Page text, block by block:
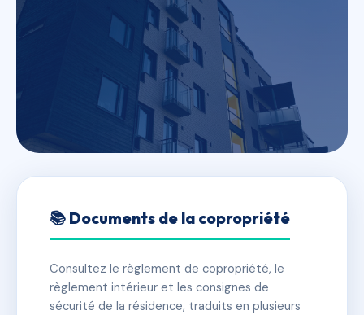
SAINT ELOI
✓ Immatriculée 🏠 37 lots 🏗 2 bâtiment(s)
📚 Documents de la copropriété
Consultez le règlement de copropriété, le
règlement intérieur et les consignes de
sécurité de la résidence, traduits en plusieurs